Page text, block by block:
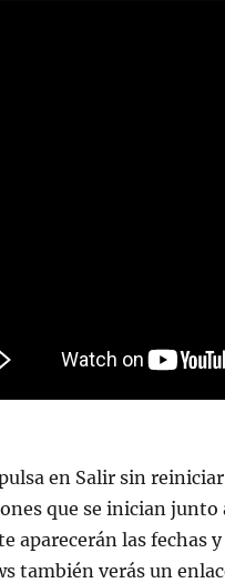
en Salir sin
que se inician
aparecerán las fechas
también verás un